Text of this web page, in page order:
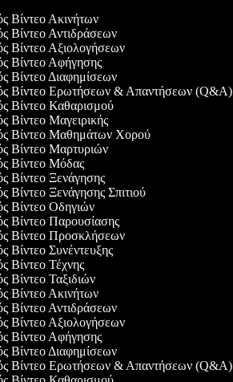
Βίντεο Ακινήτων
Βίντεο Αντιδράσεων
Βίντεο Αξιολογήσεων
Βίντεο Αφήγησης
Βίντεο Διαφημίσεων
Βίντεο Ερωτήσεων & Απαντήσεων (Q&A)
Βίντεο Καθαρισμού
Βίντεο Μαγειρικής
Βίντεο Μαθημάτων Χορού
Βίντεο Μαρτυριών
Βίντεο Μόδας
Βίντεο Ξενάγησης
Βίντεο Ξενάγησης Σπιτιού
Βίντεο Οδηγιών
Βίντεο Παρουσίασης
Βίντεο Προσκλήσεων
Βίντεο Συνέντευξης
Βίντεο Τέχνης
Βίντεο Ταξιδιών
Βίντεο Ακινήτων
Βίντεο Αντιδράσεων
Βίντεο Αξιολογήσεων
Βίντεο Αφήγησης
Βίντεο Διαφημίσεων
Βίντεο Ερωτήσεων & Απαντήσεων (Q&A)